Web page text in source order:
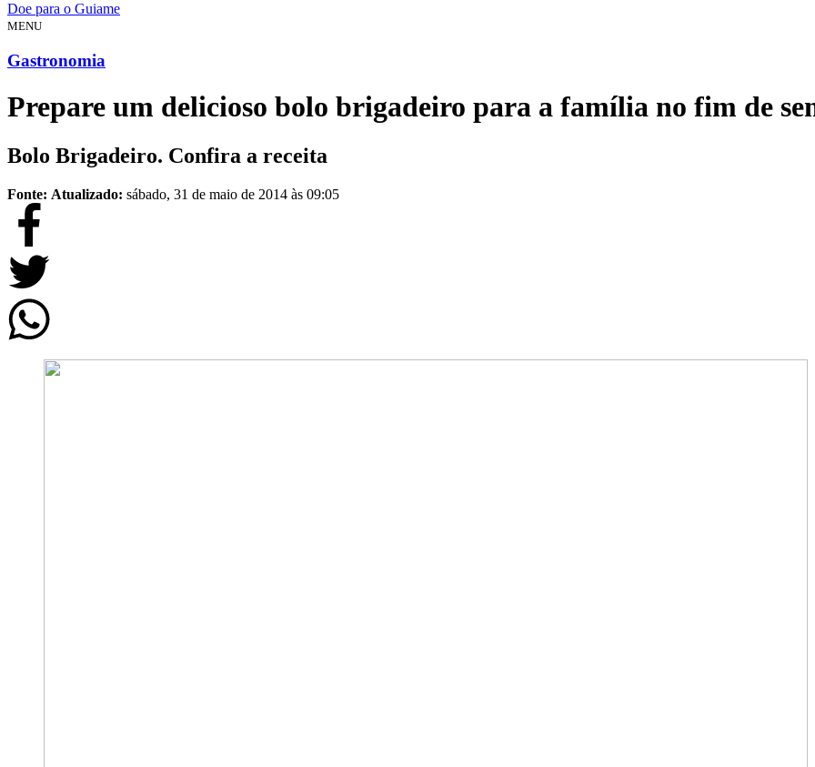
Doe para o Guiame
MENU
Gastronomia
Prepare um delicioso bolo brigadeiro para a família no fim de
Bolo Brigadeiro. Confira a receita
Fonte: Atualizado: sábado, 31 de maio de 2014 às 09:05